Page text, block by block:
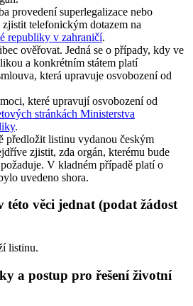
provedení superlegalizace nebo
telefonickým dotazem na
republiky v zahraničí.
ověřovat. Jedná se o případy, kdy ve
a konkrétním státem platí
která upravuje osvobození od
které upravují osvobození od
stránkách Ministerstva
.
předložit listinu vydanou českým
zjistit, zda orgán, kterému bude
V kladném případě platí o
uvedeno shora.
věci jednat (podat žádost
listinu.
a postup pro řešení životní